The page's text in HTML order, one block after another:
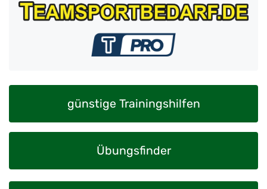
günstige Trainingshilfen
Übungsfinder